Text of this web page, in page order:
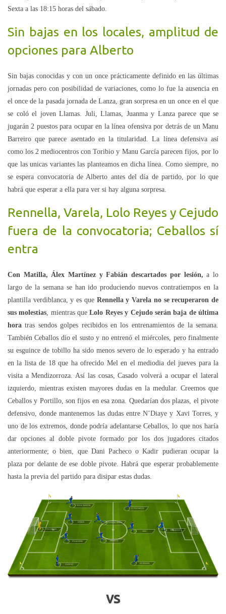
Sexta a las 18:15 horas del sábado.
Sin bajas en los locales, amplitud de
opciones para Alberto
Sin bajas conocidas y con un once prácticamente definido en las últimas
jornadas pero con posibilidad de variaciones, como lo fue la ausencia en
el once de la pasada jornada de Lanza, gran sorpresa en un once en el que
se coló el joven Llamas. Juli, Llamas, Juanma y Lanza parece que se
jugarán 2 puestos para ocupar en la línea ofensiva por detrás de un Manu
Barreiro que parece asentado en la titularidad. La línea defensiva así
como los 2 mediocentros con Toribio y Manu García parecen fijos, por lo
que las unicas variantes las planteamos en dicha línea. Como siempre, no
se espera convocatoria de Alberto antes del día de partido, por lo que
habrá que esperar a ella para ver si hay alguna sorpresa.
Rennella, Varela, Lolo Reyes y Cejudo
fuera de la convocatoria; Ceballos sí
entra
Con Matilla, Álex Martínez y Fabián descartados por lesión,a lo
largo de la semana se han ido produciendo nuevos contratiempos en la
plantilla verdiblanca, y es que Rennella y Varela no se recuperaron de
sus molestias, mientras queLolo Reyes y Cejudo serán baja de última
hora tras sendos golpes recibidos en los entrenamientos de la semana.
También Ceballos dio el susto y no entrenó el miércoles, pero finalmente
su esguince de tobillo ha sido menos severo de lo esperado y ha entrado
en la lista de 18 que ha ofrecido Mel en el mediodia del jueves para la
visita a Mendizorroza. Así las cosas, Casado volverá a ocupar el lateral
izquierdo, mientras existen mayores dudas en la medular. Creemos que
Ceballos y Portillo, son fijos en esa zona. Quedarían dos plazas, el pivote
defensivo, donde mantenemos las dudas entre N’Diaye y Xavi Torres, y
uno de los extremos, donde podría adelantarse Ceballos, lo que nos haría
dar opciones al doble pivote formado por los dos jugadores citados
anteriormente; o bien, que Dani Pacheco o Kadir pudieran ocupar la
plaza por delante de ese doble pivote. Habrá que esperar probablemente
hasta la previa del partido para disipar estas dudas.
TOQUERO
RAÚL GARCÍA
D. PACHECO
MANU G.
SERGIO MORA
ESTRADA
JULI
PACHECO
CARPIO
PELEGRIN
EINAR
vs